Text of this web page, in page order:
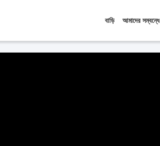
বাড়ি আমাদের সম্বন্ধে